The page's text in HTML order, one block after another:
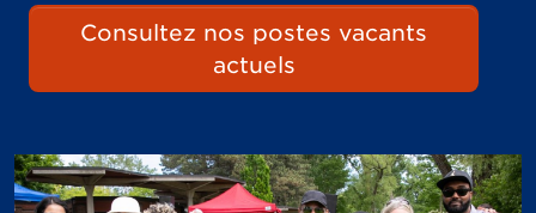
Consultez nos postes vacants
actuels